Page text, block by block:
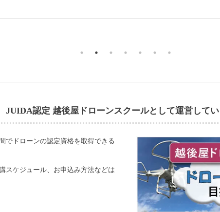
JUIDA認定 越後屋ドローンスクールとして運営してい
でドローンの認定資格を取得できる
スケジュール、お申込み方法などは